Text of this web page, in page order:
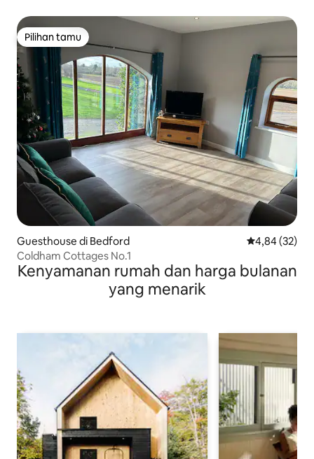
Pilihan tamu
Pilihan tamu
Guesthouse di Bedford Nilai rata-rata
4,84 (32)
Coldham Cottages No.1
Kenyamanan rumah dan harga bulanan
yang menarik